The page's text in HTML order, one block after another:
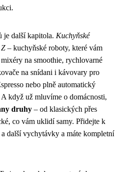
je další kapitola. Kuchyňské
– kuchyňské roboty, které vám
na smoothie, rychlovarné
na snídani i kávovary pro
nebo plně automatický
když už mluvíme o domácnosti,
druhy – od klasických přes
co vám uklidí samy. Přidejte k
další vychytávky a máte kompletní